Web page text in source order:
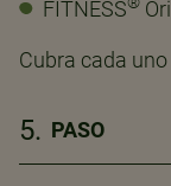
FITNESS
Cubra cada
5. PASO